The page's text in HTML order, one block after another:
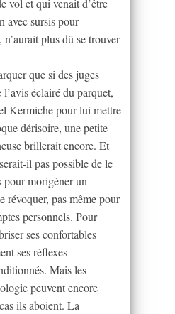
vol et qui venait d’être
avec sursis pour
n’aurait plus dû se trouver
que si des juges
l’avis éclairé du parquet,
Kermiche pour lui mettre
dérisoire, une petite
brillerait encore. Et
il pas possible de le
pour morigéner un
révoquer, pas même pour
personnels. Pour
ses confortables
ses réflexes
Mais les
peuvent encore
ils aboient. La